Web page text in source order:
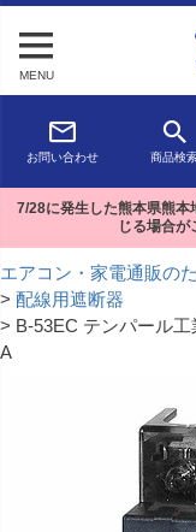
MENU
お問い合わせ 商品検
7/28に発生した熊本県熊本
じる場合が
エアコン・家電通販の
配線用遮断器
B-53EC テンパール
A